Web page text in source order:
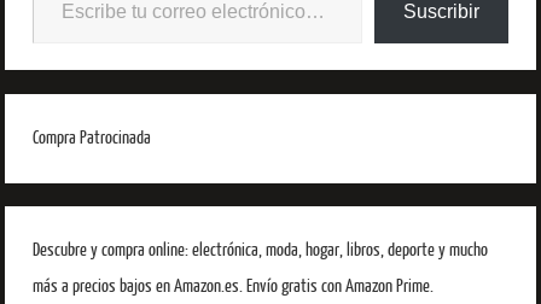
Suscribir
Compra Patrocinada
Descubre y compra online: electrónica, moda, hogar, libros, deporte y mucho
más a precios bajos en Amazon.es. Envío gratis con Amazon Prime.